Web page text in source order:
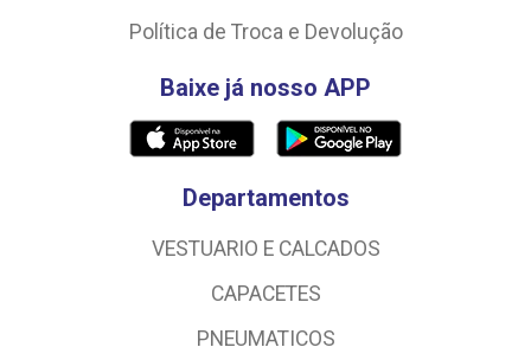
Política de Troca e Devolução
Baixe já nosso APP
Departamentos
VESTUARIO E CALCADOS
CAPACETES
PNEUMATICOS